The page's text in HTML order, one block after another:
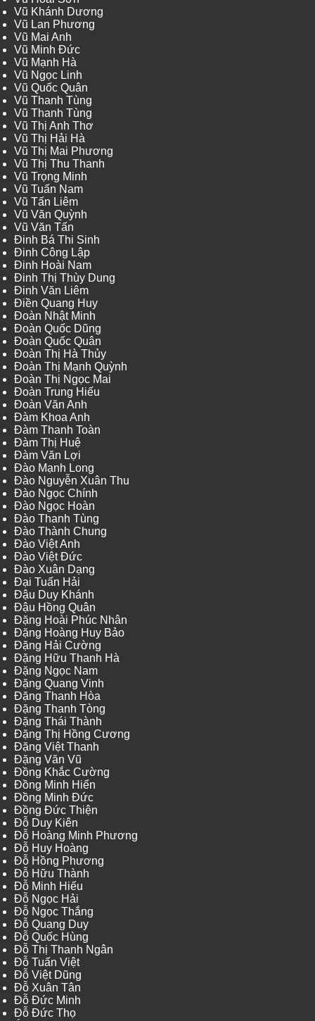
Vũ Khánh Dương
Vũ Lan Phương
Vũ Mai Anh
Vũ Minh Đức
Vũ Mạnh Hà
Vũ Ngọc Linh
Vũ Quốc Quân
Vũ Thanh Tùng
Vũ Thanh Tùng
Vũ Thị Anh Thơ
Vũ Thị Hải Hà
Vũ Thị Mai Phương
Vũ Thị Thu Thanh
Vũ Trọng Minh
Vũ Tuấn Nam
Vũ Tấn Liêm
Vũ Văn Quỳnh
Vũ Văn Tấn
Đinh Bá Thi Sinh
Đinh Công Lập
Đinh Hoài Nam
Đinh Thị Thùy Dung
Đinh Văn Liêm
Điền Quang Huy
Đoàn Nhật Minh
Đoàn Quốc Dũng
Đoàn Quốc Quân
Đoàn Thị Hà Thủy
Đoàn Thị Mạnh Quỳnh
Đoàn Thị Ngọc Mai
Đoàn Trung Hiếu
Đoàn Văn Anh
Đàm Khoa Anh
Đàm Thanh Toàn
Đàm Thị Huệ
Đàm Văn Lợi
Đào Mạnh Long
Đào Nguyễn Xuân Thu
Đào Ngọc Chính
Đào Ngọc Hoàn
Đào Thanh Tùng
Đào Thành Chung
Đào Việt Anh
Đào Việt Đức
Đào Xuân Dạng
Đại Tuấn Hải
Đậu Duy Khánh
Đậu Hồng Quân
Đặng Hoài Phúc Nhân
Đặng Hoàng Huy Bảo
Đặng Hải Cường
Đặng Hữu Thanh Hà
Đặng Ngọc Nam
Đặng Quang Vinh
Đặng Thanh Hòa
Đặng Thanh Tòng
Đặng Thái Thành
Đặng Thị Hồng Cương
Đặng Việt Thanh
Đặng Văn Vũ
Đồng Khắc Cường
Đồng Minh Hiển
Đồng Minh Đức
Đồng Đức Thiện
Đỗ Duy Kiên
Đỗ Hoàng Minh Phương
Đỗ Huy Hoàng
Đỗ Hồng Phương
Đỗ Hữu Thành
Đỗ Minh Hiếu
Đỗ Ngọc Hải
Đỗ Ngọc Thắng
Đỗ Quang Duy
Đỗ Quốc Hùng
Đỗ Thị Thanh Ngân
Đỗ Tuấn Việt
Đỗ Việt Dũng
Đỗ Xuân Tân
Đỗ Đức Minh
Đỗ Đức Thọ